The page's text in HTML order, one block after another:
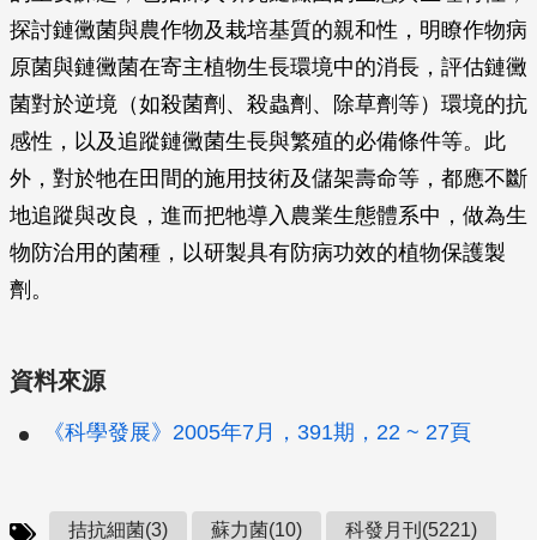
探討鏈黴菌與農作物及栽培基質的親和性，明瞭作物病
原菌與鏈黴菌在寄主植物生長環境中的消長，評估鏈黴
菌對於逆境（如殺菌劑、殺蟲劑、除草劑等）環境的抗
感性，以及追蹤鏈黴菌生長與繁殖的必備條件等。此
外，對於牠在田間的施用技術及儲架壽命等，都應不斷
地追蹤與改良，進而把牠導入農業生態體系中，做為生
物防治用的菌種，以研製具有防病功效的植物保護製
劑。
資料來源
《科學發展》2005年7月，391期，22 ~ 27頁
拮抗細菌(3) 蘇力菌(10) 科發月刊(5221)